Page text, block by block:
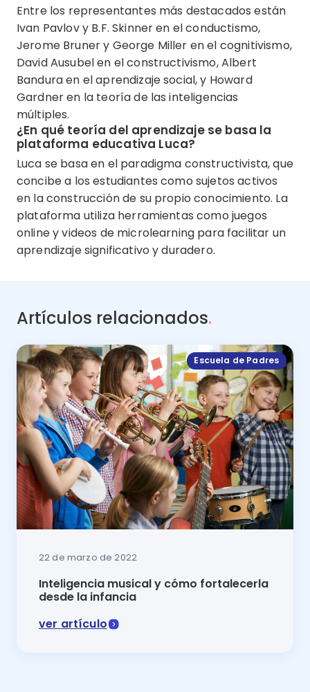
Entre los representantes más destacados están
Ivan Pavlov y B.F. Skinner en el conductismo,
Jerome Bruner y George Miller en el cognitivismo,
David Ausubel en el constructivismo, Albert
Bandura en el aprendizaje social, y Howard
Gardner en la teoría de las inteligencias
múltiples.
¿En qué teoría del aprendizaje se basa la
plataforma educativa Luca?
Luca se basa en el paradigma constructivista, que
concibe a los estudiantes como sujetos activos
en la construcción de su propio conocimiento. La
plataforma utiliza herramientas como juegos
online y videos de microlearning para facilitar un
aprendizaje significativo y duradero.
Artículos relacionados.
Escuela de Padres
22 de marzo de 2022
Inteligencia musical y cómo fortalecerla
desde la infancia
ver artículo